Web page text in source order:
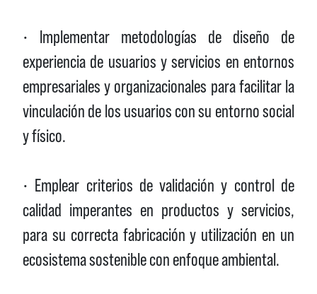
• Implementar metodologías de diseño de
experiencia de usuarios y servicios en entornos
empresariales y organizacionales para facilitar la
vinculación de los usuarios con su entorno social
y físico.
• Emplear criterios de validación y control de
calidad imperantes en productos y servicios,
para su correcta fabricación y utilización en un
ecosistema sostenible con enfoque ambiental.